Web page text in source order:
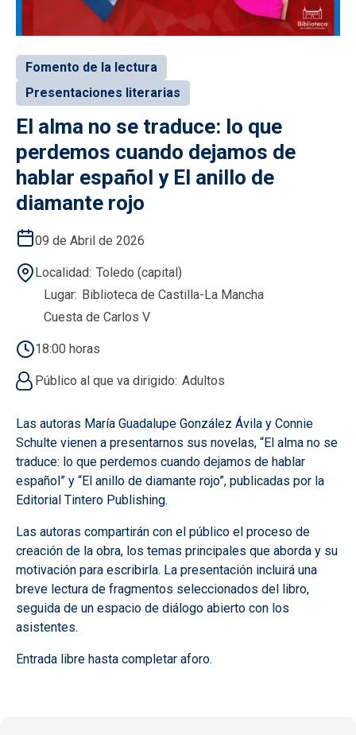
Fomento de la lectura
Presentaciones literarias
El alma no se traduce: lo que
perdemos cuando dejamos de
hablar español y El anillo de
diamante rojo
09 de Abril de 2026
Localidad Toledo (capital)
Lugar Biblioteca de Castilla-La Mancha
Cuesta de Carlos V
18:00 horas
Público al que va dirigido Adultos
Las autoras María Guadalupe González Ávila y Connie
Schulte vienen a presentarnos sus novelas, “El alma no se
traduce: lo que perdemos cuando dejamos de hablar
español” y “El anillo de diamante rojo”, publicadas por la
Editorial Tintero Publishing.
Las autoras compartirán con el público el proceso de
creación de la obra, los temas principales que aborda y su
motivación para escribirla. La presentación incluirá una
breve lectura de fragmentos seleccionados del libro,
seguida de un espacio de diálogo abierto con los
asistentes.
Entrada libre hasta completar aforo.